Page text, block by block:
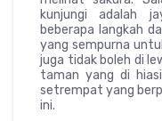
kunjungi adalah
beberapa langkah
yang sempurna
juga tidak boleh di
taman yang di
setrempat yang
ini.